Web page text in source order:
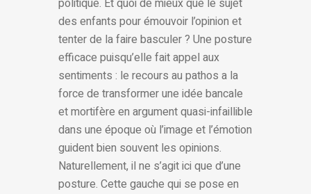
politique. Et quoi de mieux que le sujet
des enfants pour émouvoir l’opinion et
tenter de la faire basculer ? Une posture
efficace puisqu’elle fait appel aux
sentiments : le recours au pathos a la
force de transformer une idée bancale
et mortifère en argument quasi-infaillible
dans une époque où l’image et l’émotion
guident bien souvent les opinions.
Naturellement, il ne s’agit ici que d’une
posture. Cette gauche qui se pose en